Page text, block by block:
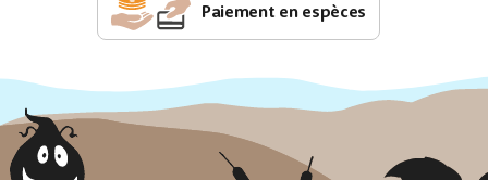
Paiement en espèces